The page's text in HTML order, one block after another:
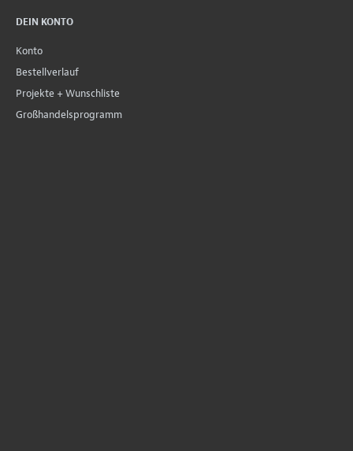
DEIN KONTO
Konto
Bestellverlauf
Projekte + Wunschliste
Großhandelsprogramm